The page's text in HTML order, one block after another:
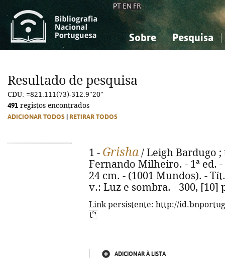
PT EN FR
Sobre Pesquisa
Ciências sociais...
Ciências sociais...
Resultado de pesquisa
CDU: =821.111(73)-312.9"20"
491 registos encontrados
ADICIONAR TODOS RETIRAR TODOS
1 - Grisha / Leigh Bardugo
Fernando Milheiro. - 1ª ed.
24 cm. - (1001 Mundos). -
v.: Luz e sombra. - 300, [10]
Link persistente: http://
ADICIONAR À LISTA